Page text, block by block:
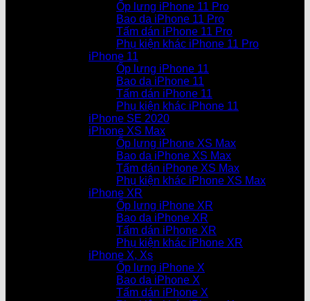
Ốp lưng iPhone 11 Pro
Bao da iPhone 11 Pro
Tấm dán iPhone 11 Pro
Phụ kiện khác iPhone 11 Pro
iPhone 11
Ốp lưng iPhone 11
Bao da iPhone 11
Tấm dán iPhone 11
Phụ kiện khác iPhone 11
iPhone SE 2020
iPhone XS Max
Ốp lưng iPhone XS Max
Bao da iPhone XS Max
Tấm dán iPhone XS Max
Phụ kiện khác iPhone XS Max
iPhone XR
Ốp lưng iPhone XR
Bao da iPhone XR
Tấm dán iPhone XR
Phụ kiện khác iPhone XR
iPhone X, Xs
Ốp lưng iPhone X
Bao da iPhone X
Tấm dán iPhone X